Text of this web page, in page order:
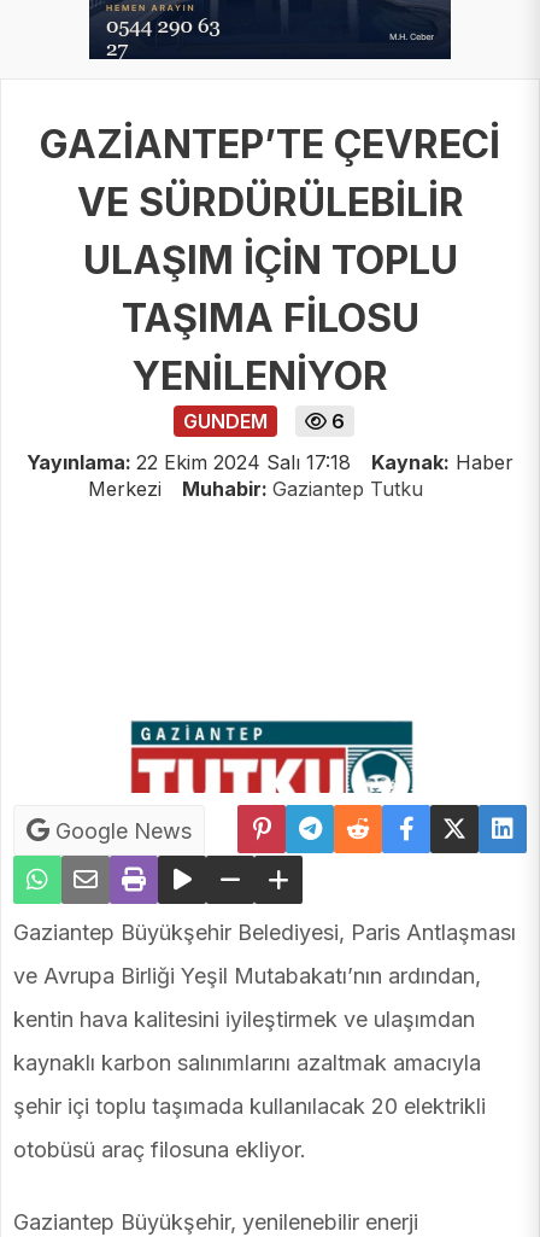
GAZİANTEP’TE ÇEVRECİ
VE SÜRDÜRÜLEBİLİR
ULAŞIM İÇİN TOPLU
TAŞIMA FİLOSU
YENİLENİYOR
GUNDEM
6
Yayınlama: 22 Ekim 2024 Salı 17:18 Kaynak: Haber
Merkezi
Muhabir: Gaziantep Tutku
Google News
Gaziantep Büyükşehir Belediyesi, Paris Antlaşması
ve Avrupa Birliği Yeşil Mutabakatı’nın ardından,
kentin hava kalitesini iyileştirmek ve ulaşımdan
kaynaklı karbon salınımlarını azaltmak amacıyla
şehir içi toplu taşımada kullanılacak 20 elektrikli
otobüsü araç filosuna ekliyor.
Gaziantep Büyükşehir, yenilenebilir enerji